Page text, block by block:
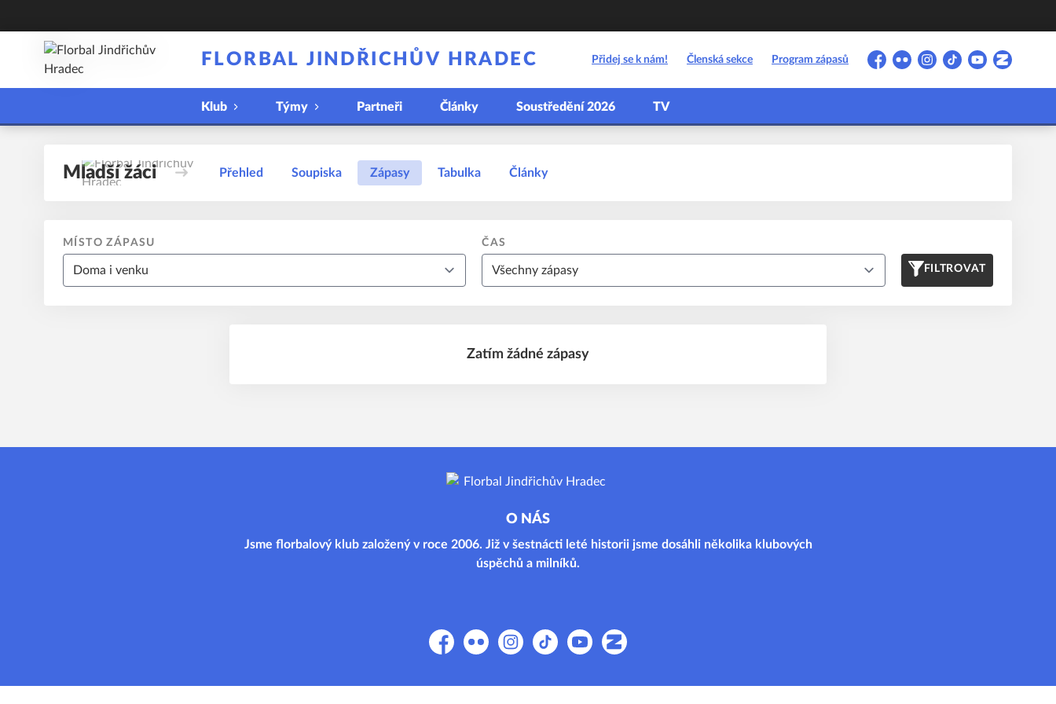
FLORBAL JINDŘICHŮV HRADEC Přidej se k nám! Členská sekce Program zápasů
Facebook
FlickrInstagram
TikTokYouTubeZonerama
Klub Týmy Partneři Články Soustředění 2026 TV
Mladší žáci Přehled Soupiska Zápasy Tabulka Články
MÍSTO ZÁPASU ČAS
FILTROVAT
Zatím žádné zápasy
O NÁS
Jsme florbalový klub založený v roce 2006. Již v šestnácti leté historii jsme dosáhli několika klubových
úspěchů a milníků.
FacebookFlickr Instagram
TikTok YouTubeZonerama